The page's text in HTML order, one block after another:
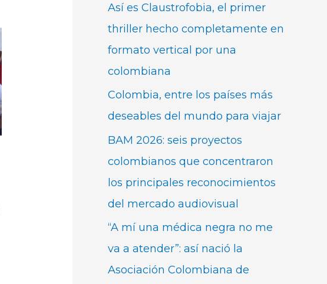
Así es Claustrofobia, el primer
thriller hecho completamente en
formato vertical por una
colombiana
Colombia, entre los países más
deseables del mundo para viajar
BAM 2026: seis proyectos
colombianos que concentraron
los principales reconocimientos
del mercado audiovisual
“A mí una médica negra no me
va a atender”: así nació la
Asociación Colombiana de